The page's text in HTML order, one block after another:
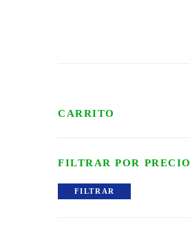
CARRITO
FILTRAR POR PRECIO
FILTRAR